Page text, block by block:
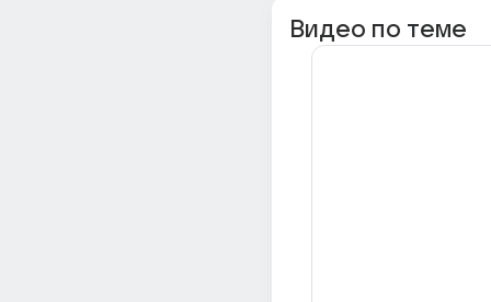
Видео по теме